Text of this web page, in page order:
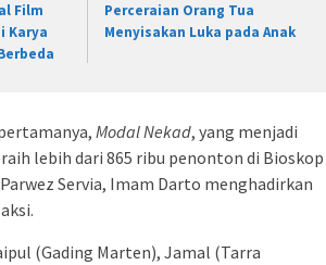
Film
Karya
Perceraian Orang Tua
Menyisakan Luka pada Anak
Modal Nekad, yang menjadi
lebih dari 865 ribu penonton di Bioskop
Servia, Imam Darto menghadirkan
(Gading Marten), Jamal (Tarra